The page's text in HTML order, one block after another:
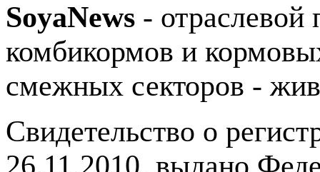
SoyaNews - отраслевой
комбикормов и
смежных секторов -
Свидетельство о